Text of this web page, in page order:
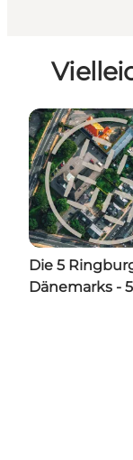
Die 5
Dänemarks -